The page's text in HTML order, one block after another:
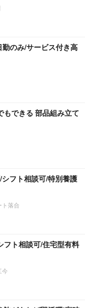
勤のみ/サービス付き高
もできる 部品組み立て
シフト相談可/特別養護
落合
フト相談可/住宅型有料
今